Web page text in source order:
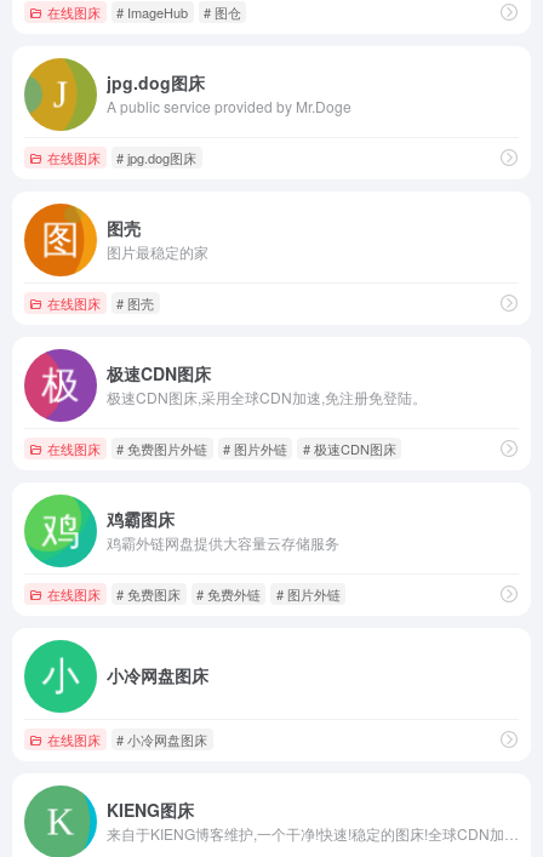
在线图床 # ImageHub # 图仓
jpg.dog图床
A public service provided by Mr.Doge
在线图床 # jpg.dog图床
图壳
图片最稳定的家
在线图床 # 图壳
极速CDN图床
极速CDN图床,采用全球CDN加速,免注册免登陆。
在线图床 # 免费图片外链 # 图片外链 # 极速CDN图床
鸡霸图床
鸡霸外链网盘提供大容量云存储服务
在线图床 # 免费图床 # 免费外链 # 图片外链
小冷网盘图床
在线图床 # 小冷网盘图床
KIENG图床